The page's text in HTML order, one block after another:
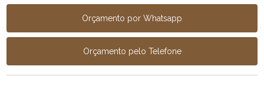
Orçamento por Whatsapp
Orçamento pelo Telefone